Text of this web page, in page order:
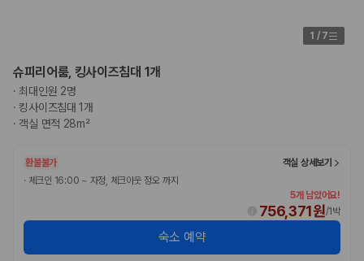
제주렌트카 가격비교 주요 링크
제주도 렌트카 실시간 최저가 가격비교
제주 렌트카 예약
국내 렌트카 가격비교
카모아 사이트맵
1 / 7
슈피리어룸, 킹사이즈침대 1개
· 최대인원 2명
·킹사이즈침대 1개
·객실 면적 28m²
환불불가
객실 상세보기
· 체크인 16:00 ~ 자정, 체크아웃 정오 까지
5개 남았어요!
756,371원/1박
숙소 예약